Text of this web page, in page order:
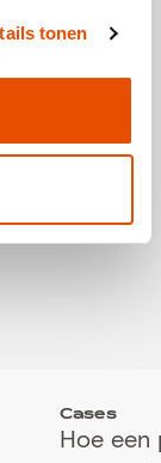
tonen
Cases
Hoe een